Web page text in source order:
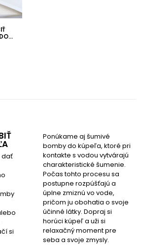
dať
si
Ponúkame aj šumivé
bomby do kúpeľa, ktoré pri
kontakte s vodou vytvárajú
charakteristické šumenie.
Počas tohto procesu sa
postupne rozpúšťajú a
úplne zmiznú vo vode,
pričom ju obohatia o svoje
účinné látky. Dopraj si
horúci kúpeľ a uži si
relaxačný moment pre
seba a svoje zmysly.